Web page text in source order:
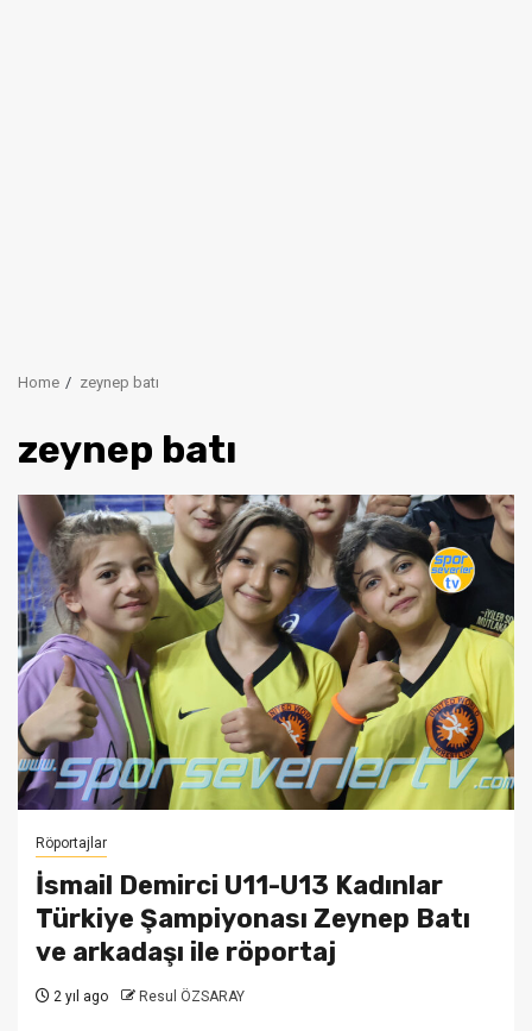
Home zeynep batı
zeynep batı
Röportajlar
İsmail Demirci U11-U13 Kadınlar
Türkiye Şampiyonası Zeynep Batı
ve arkadaşı ile röportaj
2 yıl ago Resul ÖZSARAY